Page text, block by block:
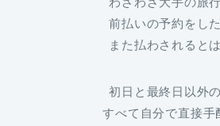
前払いの予約をし
また払わされると
初日と最終日以外
すべて自分で直接手